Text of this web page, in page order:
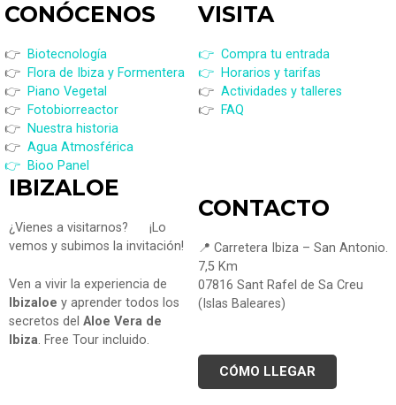
CONÓCENOS
👉 Biotecnología
👉 Flora de Ibiza y Formentera
👉 Piano Vegetal
👉 Fotobiorreactor
👉 Nuestra historia
👉 Agua Atmosférica
👉 Bioo Panel
VISITA
👉 Compra tu entrada
👉 Horarios y tarifas
👉 Actividades y talleres
👉 FAQ
IBIZALOE
¿Vienes a visitarnos?
¡Lo
vemos y subimos la invitación!
Ven a vivir la experiencia de
Ibizaloe y aprender todos los
secretos del Aloe Vera de
Ibiza. Free Tour incluido.
CONTACTO
📍 Carretera Ibiza – San Antonio.
7,5 Km
07816 Sant Rafel de Sa Creu
(Islas Baleares)
CÓMO LLEGAR